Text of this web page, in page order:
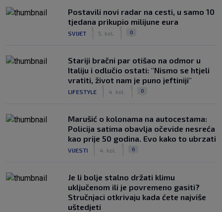
Postavili novi radar na cesti, u samo 10
tjedana prikupio milijune eura
SVIJET 5. kol. 0
Stariji bračni par otišao na odmor u
Italiju i odlučio ostati: "Nismo se htjeli
vratiti, život nam je puno jeftiniji"
LIFESTYLE 4. kol. 0
Marušić o kolonama na autocestama:
Policija satima obavlja očevide nesreća
kao prije 50 godina. Evo kako to ubrzati
VIJESTI 4. kol. 6
Je li bolje stalno držati klimu
uključenom ili je povremeno gasiti?
Stručnjaci otkrivaju kada ćete najviše
uštedjeti